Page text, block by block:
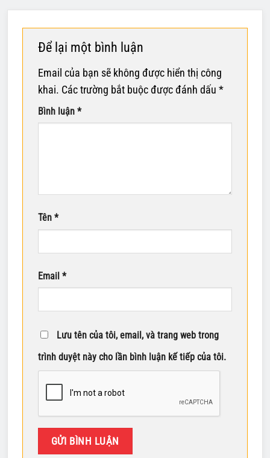
Để lại một bình luận
Email của bạn sẽ không được hiển thị công
khai. Các trường bắt buộc được đánh dấu *
Bình luận *
Tên *
Email *
Lưu tên của tôi, email, và trang web trong
trình duyệt này cho lần bình luận kế tiếp của tôi.